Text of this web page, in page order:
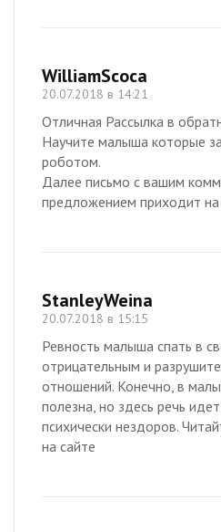
WilliamScoca
20.07.2018 в 14:21
Отличная Рассылка в
Научите малыша которые
роботом.
Далее письмо с вашим
предложением приходит
StanleyWeina
20.07.2018 в 15:15
Ревность малыша спать в
отрицательным и
отношений. Конечно, в
полезна, но здесь речь
психически нездоров.
на сайте